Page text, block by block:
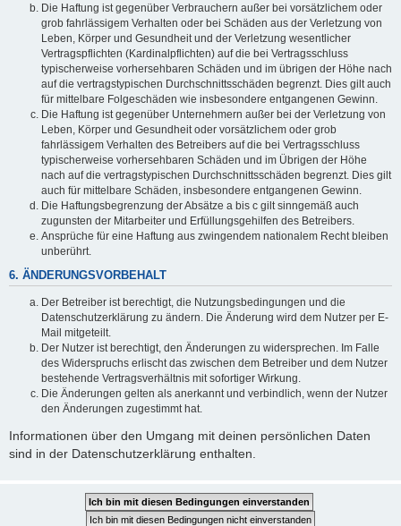
Die Haftung ist gegenüber Verbrauchern außer bei vorsätzlichem oder
grob fahrlässigem Verhalten oder bei Schäden aus der Verletzung von
Leben, Körper und Gesundheit und der Verletzung wesentlicher
Vertragspflichten (Kardinalpflichten) auf die bei Vertragsschluss
typischerweise vorhersehbaren Schäden und im übrigen der Höhe nach
auf die vertragstypischen Durchschnittsschäden begrenzt. Dies gilt auch
für mittelbare Folgeschäden wie insbesondere entgangenen Gewinn.
Die Haftung ist gegenüber Unternehmern außer bei der Verletzung von
Leben, Körper und Gesundheit oder vorsätzlichem oder grob
fahrlässigem Verhalten des Betreibers auf die bei Vertragsschluss
typischerweise vorhersehbaren Schäden und im Übrigen der Höhe
nach auf die vertragstypischen Durchschnittsschäden begrenzt. Dies gilt
auch für mittelbare Schäden, insbesondere entgangenen Gewinn.
Die Haftungsbegrenzung der Absätze a bis c gilt sinngemäß auch
zugunsten der Mitarbeiter und Erfüllungsgehilfen des Betreibers.
Ansprüche für eine Haftung aus zwingendem nationalem Recht bleiben
unberührt.
6. ÄNDERUNGSVORBEHALT
Der Betreiber ist berechtigt, die Nutzungsbedingungen und die
Datenschutzerklärung zu ändern. Die Änderung wird dem Nutzer per E-
Mail mitgeteilt.
Der Nutzer ist berechtigt, den Änderungen zu widersprechen. Im Falle
des Widerspruchs erlischt das zwischen dem Betreiber und dem Nutzer
bestehende Vertragsverhältnis mit sofortiger Wirkung.
Die Änderungen gelten als anerkannt und verbindlich, wenn der Nutzer
den Änderungen zugestimmt hat.
Informationen über den Umgang mit deinen persönlichen Daten
sind in der Datenschutzerklärung enthalten.